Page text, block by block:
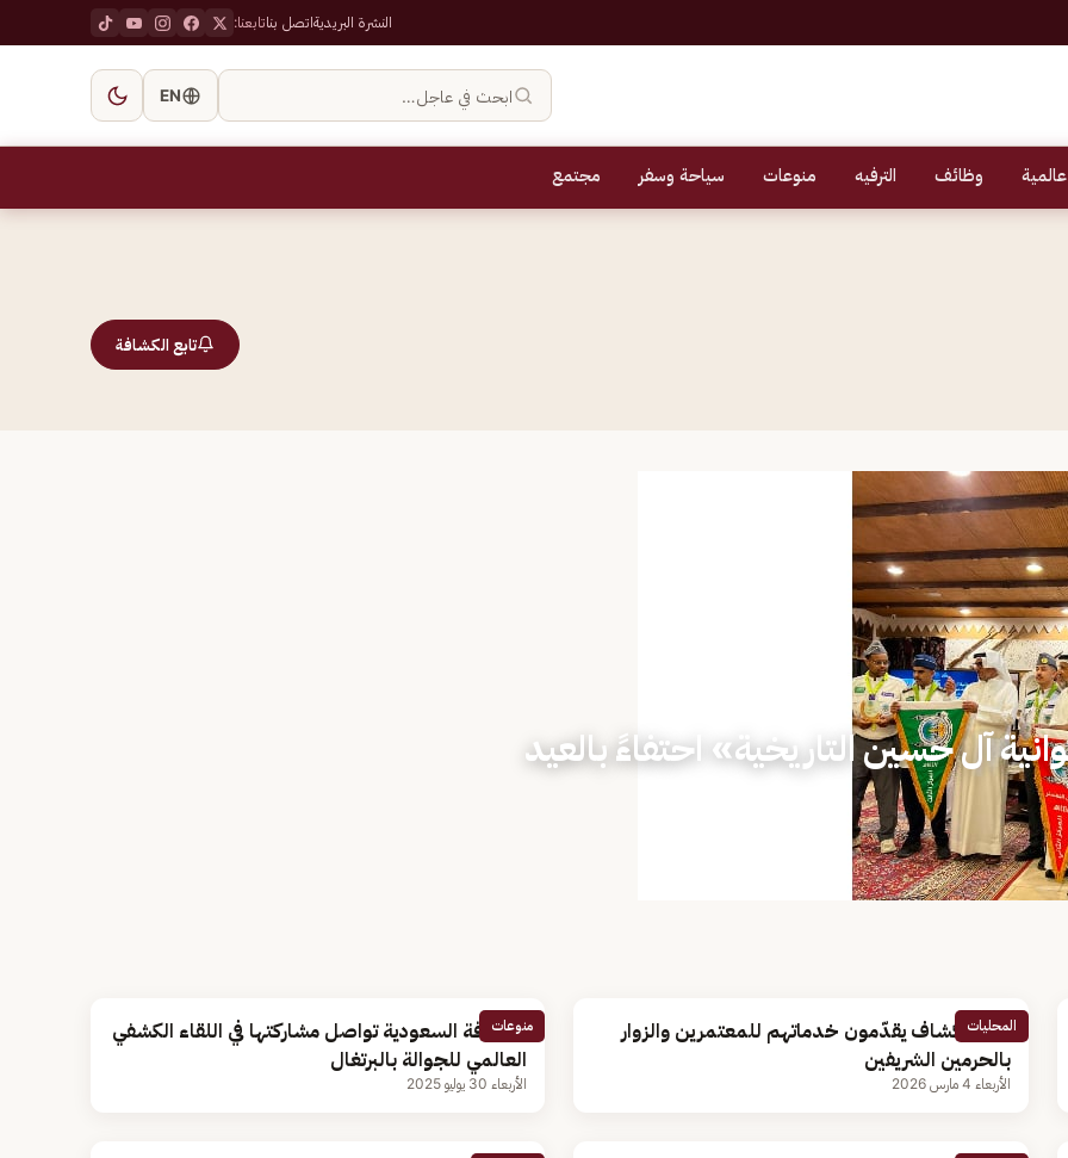
النشرة البريديةاتصل بناتابعنا:
ابحث في عاجل… EN
وظائف الترفيه منوعات سياحة وسفر مجتمع
تابع الكشافة
آل حسين التاريخية» احتفاءً بالعيد
المحليات
1100 كشاف يقدّمون خدماتهم للمعتمرين والزوار
بالحرمين الشريفين
الأربعاء 4 مارس 2026
منوعات
الكشافة السعودية تواصل مشاركتها في اللقاء الكشفي
العالمي للجوالة بالبرتغال
الأربعاء 30 يوليو 2025